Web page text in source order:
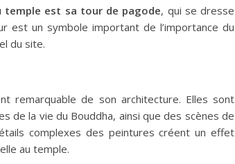
temple est sa tour de pagode, qui se dresse
un symbole important de l’importance du
du site.
remarquable de son architecture. Elles sont
la vie du Bouddha, ainsi que des scènes de
complexes des peintures créent un effet
au temple.